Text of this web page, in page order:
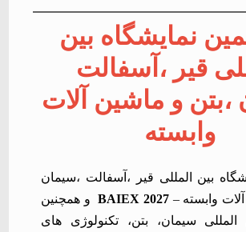
نمایشگاه بین
قیر ،آسفالت
،بتن و ماشین آلات
وابسته
بین المللی قیر ،آسفالت ،سیمان
وابسته –
BAIEX 2027
و همچنین
المللی سیمان، بتن، تکنولوژی
های